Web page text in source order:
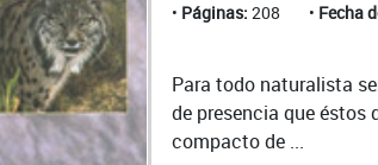
Páginas: 208 Fecha
Para todo naturalista
de presencia que éstos
compacto de ...